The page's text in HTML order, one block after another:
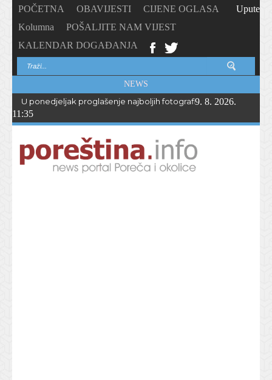
POČETNA OBAVIJESTI
CIJENE OGLASA
Kolumna
POŠALJITE NAM VIJEST
KALENDAR DOGAĐANJA
Upute
NEWS
U ponedjeljak proglašenje najboljih fotografija – PhotoCity2026
9. 8. 2026.
11:35